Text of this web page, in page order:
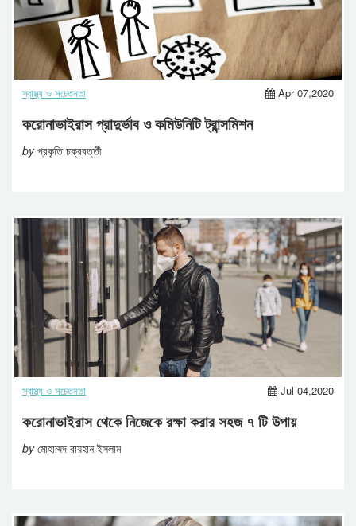
স্বাস্থ্য ও সচেতনতা Apr 07,2020
করোনাভাইরাস প্রাদুর্ভাব ও কমিউনিটি ট্রান্সমিশন
byপ্রকৃতি চক্রবর্ত্তী
স্বাস্থ্য ও সচেতনতা Jul 04,2020
করোনাভাইরাস থেকে নিজেকে রক্ষা করার সহজ ৭ টি উপায়
byমোহাম্মদ রায়হান ইসলাম